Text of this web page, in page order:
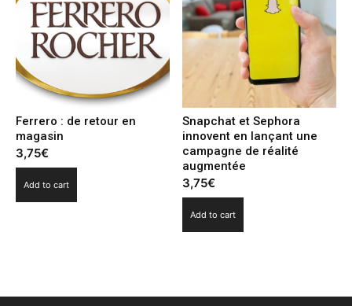
Ferrero : de retour en
magasin
3,75€
Add to cart
Snapchat et Sephora
innovent en lançant une
campagne de réalité
augmentée
3,75€
Add to cart